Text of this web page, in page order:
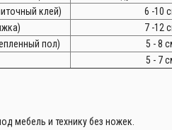
клей)
6 -10
7 -12
пол)
5 - 8
5 - 7
мебель и технику без ножек.